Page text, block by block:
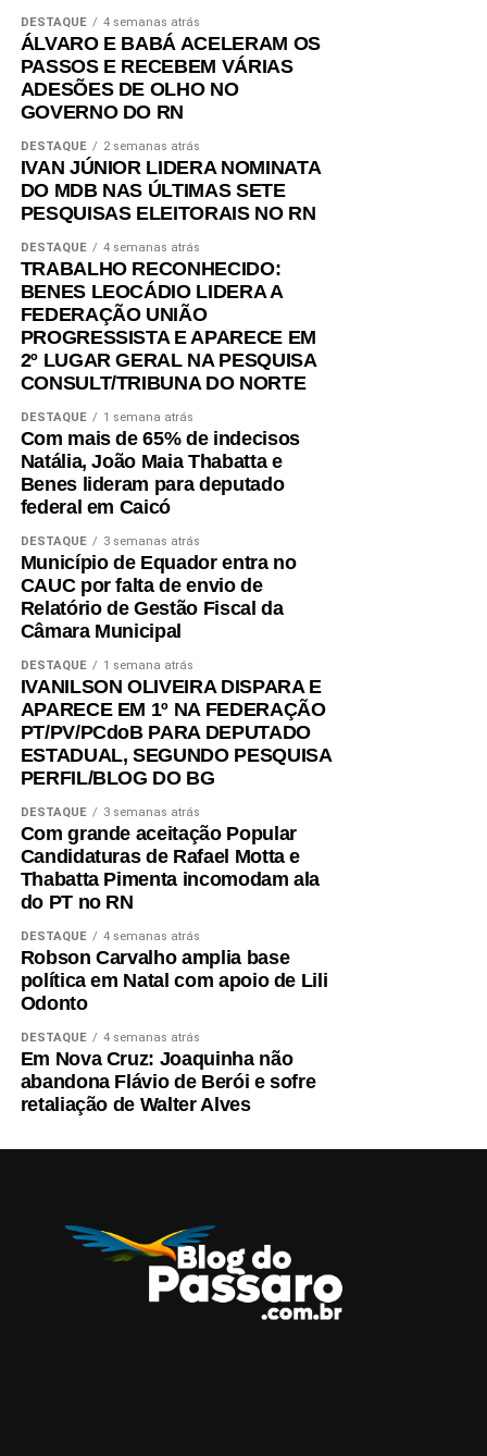
DESTAQUE 4 semanas atrás
ÁLVARO E BABÁ ACELERAM OS
PASSOS E RECEBEM VÁRIAS
ADESÕES DE OLHO NO
GOVERNO DO RN
DESTAQUE 2 semanas atrás
IVAN JÚNIOR LIDERA NOMINATA
DO MDB NAS ÚLTIMAS SETE
PESQUISAS ELEITORAIS NO RN
DESTAQUE 4 semanas atrás
TRABALHO RECONHECIDO:
BENES LEOCÁDIO LIDERA A
FEDERAÇÃO UNIÃO
PROGRESSISTA E APARECE EM
2º LUGAR GERAL NA PESQUISA
CONSULT/TRIBUNA DO NORTE
DESTAQUE 1 semana atrás
Com mais de 65% de indecisos
Natália, João Maia Thabatta e
Benes lideram para deputado
federal em Caicó
DESTAQUE 3 semanas atrás
Município de Equador entra no
CAUC por falta de envio de
Relatório de Gestão Fiscal da
Câmara Municipal
DESTAQUE 1 semana atrás
IVANILSON OLIVEIRA DISPARA E
APARECE EM 1º NA FEDERAÇÃO
PT/PV/PCdoB PARA DEPUTADO
ESTADUAL, SEGUNDO PESQUISA
PERFIL/BLOG DO BG
DESTAQUE 3 semanas atrás
Com grande aceitação Popular
Candidaturas de Rafael Motta e
Thabatta Pimenta incomodam ala
do PT no RN
DESTAQUE 4 semanas atrás
Robson Carvalho amplia base
política em Natal com apoio de Lili
Odonto
DESTAQUE 4 semanas atrás
Em Nova Cruz: Joaquinha não
abandona Flávio de Berói e sofre
retaliação de Walter Alves